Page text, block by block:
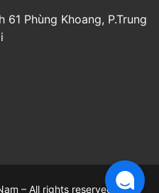
Phùng Khoang, P.Trung
– All rights reserved